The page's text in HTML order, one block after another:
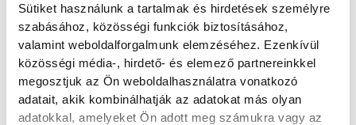
Sütiket használunk a tartalmak és hirdetések személyre
szabásához, közösségi funkciók biztosításához,
valamint weboldalforgalmunk elemzéséhez. Ezenkívül
közösségi média-, hirdető- és elemező partnereinkkel
megosztjuk az Ön weboldalhasználatra vonatkozó
adatait, akik kombinálhatják az adatokat más olyan
adatokkal, amelyeket Ön adott meg számukra vagy az